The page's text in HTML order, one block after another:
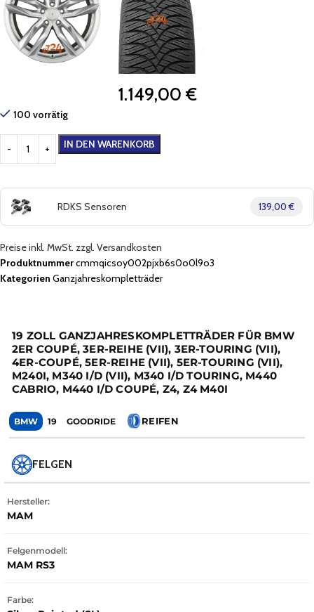
1.149,00 €
100 vorrätig
IN DEN WARENKORB
RDKS Sensoren 139,00 €
Preise inkl. MwSt. zzgl. Versandkosten
Produktnummercmmqicsoy002pjxb6s0o0l9o3
Kategorien Ganzjahreskompletträder
19 ZOLL GANZJAHRESKOMPLETTRÄDER FÜR BMW
2ER COUPÉ, 3ER-REIHE (VII), 3ER-TOURING (VII),
4ER-COUPÉ, 5ER-REIHE (VII), 5ER-TOURING (VII),
M240I, M340 I/D (VII), M340 I/D TOURING, M440
CABRIO, M440 I/D COUPÉ, Z4, Z4 M40I
BMW 19 GOODRIDE REIFEN
FELGEN
Hersteller:
MAM
Felgenmodell:
MAM RS3
Farbe: